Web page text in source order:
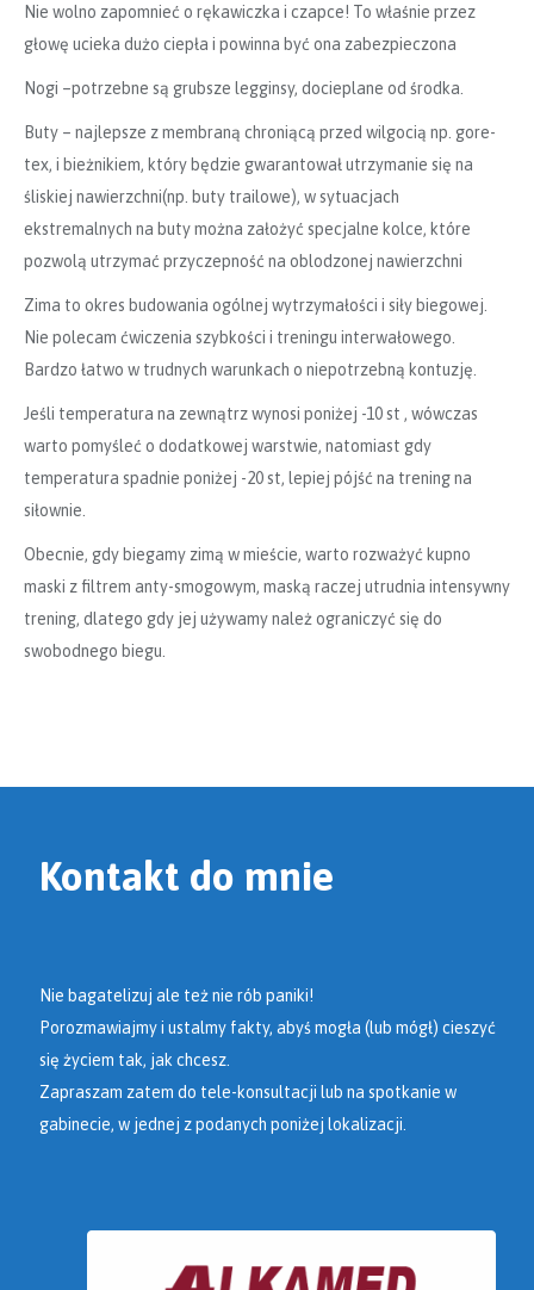
Nie wolno zapomnieć o rękawiczka i czapce! To właśnie przez
głowę ucieka dużo ciepła i powinna być ona zabezpieczona
Nogi –potrzebne są grubsze legginsy, docieplane od środka.
Buty – najlepsze z membraną chroniącą przed wilgocią np. gore-
tex, i bieżnikiem, który będzie gwarantował utrzymanie się na
śliskiej nawierzchni(np. buty trailowe), w sytuacjach
ekstremalnych na buty można założyć specjalne kolce, które
pozwolą utrzymać przyczepność na oblodzonej nawierzchni
Zima to okres budowania ogólnej wytrzymałości i siły biegowej.
Nie polecam ćwiczenia szybkości i treningu interwałowego.
Bardzo łatwo w trudnych warunkach o niepotrzebną kontuzję.
Jeśli temperatura na zewnątrz wynosi poniżej -10 st , wówczas
warto pomyśleć o dodatkowej warstwie, natomiast gdy
temperatura spadnie poniżej -20 st, lepiej pójść na trening na
siłownie.
Obecnie, gdy biegamy zimą w mieście, warto rozważyć kupno
maski z filtrem anty-smogowym, maską raczej utrudnia intensywny
trening, dlatego gdy jej używamy należ ograniczyć się do
swobodnego biegu.
Kontakt do mnie
Nie bagatelizuj ale też nie rób paniki!
Porozmawiajmy i ustalmy fakty, abyś mogła (lub mógł) cieszyć
się życiem tak, jak chcesz.
Zapraszam zatem do tele-konsultacji lub na spotkanie w
gabinecie, w jednej z podanych poniżej lokalizacji.